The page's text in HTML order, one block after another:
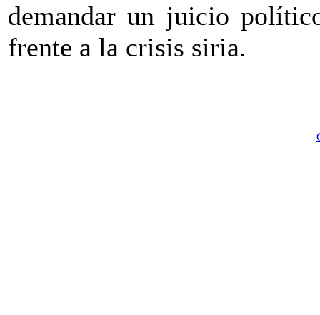
demandar un juicio
frente a la crisis siria.